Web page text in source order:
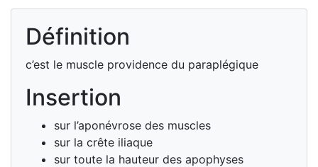
Définition
c’est le muscle providence du paraplégique
Insertion
sur l’aponévrose des muscles
sur la crête iliaque
sur toute la hauteur des apophyses